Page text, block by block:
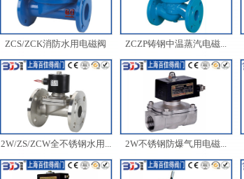
ZCS/ZCK消防水用电磁阀 ZCZP铸钢中温蒸汽电磁...
2W/ZS/ZCW全不锈钢水用... 2W不锈钢防爆气用电磁...